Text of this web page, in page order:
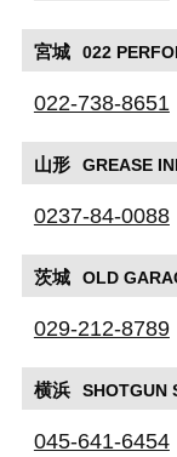
宮城 022
022-738-8651
山形 GREASE
0237-84-0088
茨城 OLD
029-212-8789
横浜 SHOTGUN
045-641-6454